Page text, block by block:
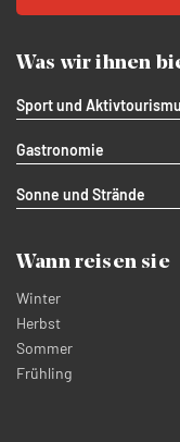
Was wir ihnen
Sport und
Gastronomie
Sonne und Strände
Wann reisen sie
Winter
Herbst
Sommer
Frühling